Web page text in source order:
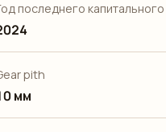
последнего
pith
мм